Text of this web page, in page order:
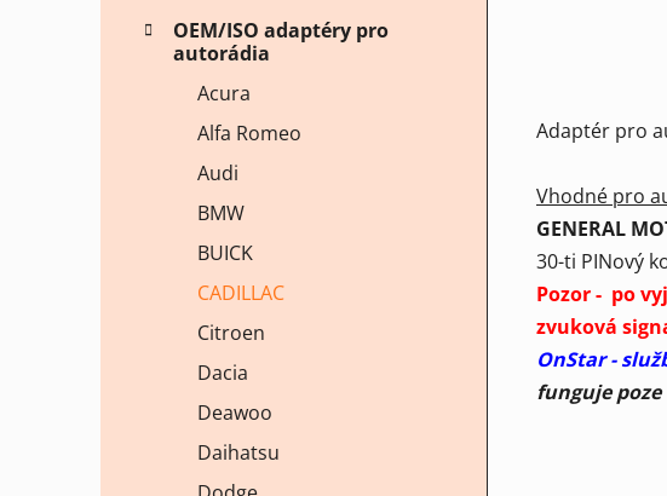
OEM/ISO adaptéry pro
autorádia
Acura
Alfa Romeo
Audi
BMW
BUICK
CADILLAC
Citroen
Dacia
Deawoo
Daihatsu
Adaptér pro
Vhodné pro
GENERAL
30-ti PINový
Pozor - po
zvuková
OnStar -
funguje poze